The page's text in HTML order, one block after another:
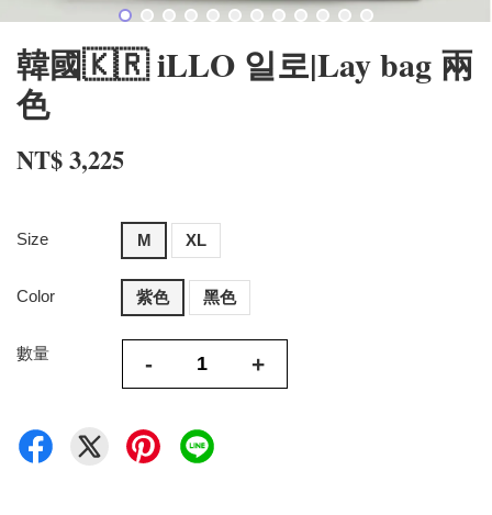
韓國🇰🇷 iLLO 일로|Lay bag 兩
色
NT$ 3,225
Size M XL
Color 紫色 黑色
數量 - +